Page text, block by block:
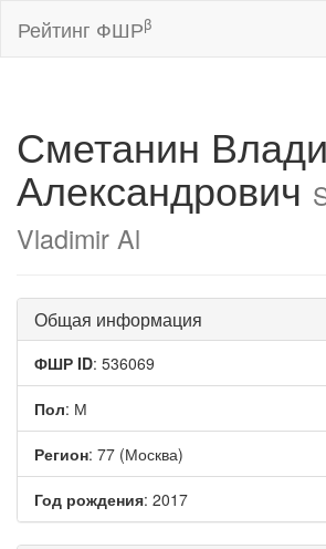
Рейтинг ФШРβ
Сметанин
Александрович
Vladimir Al
Общая информация
ФШР ID: 536069
Пол: М
Регион: 77 (Москва)
Год рождения: 2017